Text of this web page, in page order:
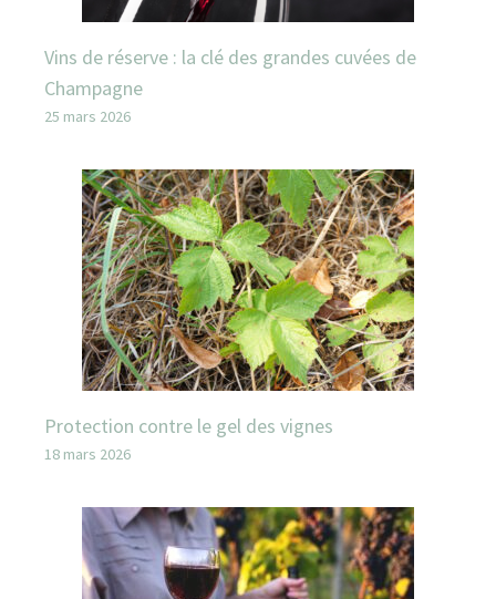
Vins de réserve : la clé des grandes cuvées de
Champagne
25 mars 2026
Protection contre le gel des vignes
18 mars 2026